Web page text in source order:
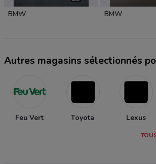
BMW BMW
Autres magasins sélectionnés
Feu Vert Toyota Lexus